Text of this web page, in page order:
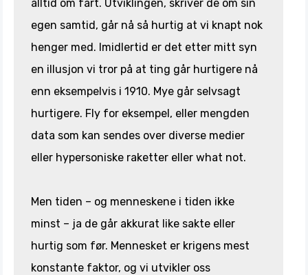
alltid om fart. Utviklingen, skriver de om sin
egen samtid, går nå så hurtig at vi knapt nok
henger med. Imidlertid er det etter mitt syn
en illusjon vi tror på at ting går hurtigere nå
enn eksempelvis i 1910. Mye går selvsagt
hurtigere. Fly for eksempel, eller mengden
data som kan sendes over diverse medier
eller hypersoniske raketter eller what not.
Men tiden – og menneskene i tiden ikke
minst – ja de går akkurat like sakte eller
hurtig som før. Mennesket er krigens mest
konstante faktor, og vi utvikler oss